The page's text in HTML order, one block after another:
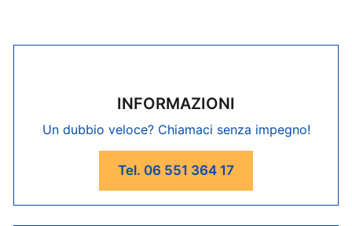
INFORMAZIONI
Un dubbio veloce? Chiamaci senza impegno!
Tel. 06 551 364 17